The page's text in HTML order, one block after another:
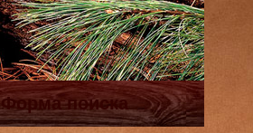
Форма поиска